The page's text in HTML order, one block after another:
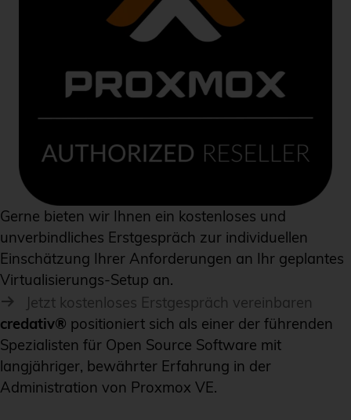
Gerne bieten wir Ihnen ein kostenloses und
unverbindliches Erstgespräch zur individuellen
Einschätzung Ihrer Anforderungen an Ihr geplantes
Virtualisierungs-Setup an.
Jetzt kostenloses Erstgespräch vereinbaren
credativ® positioniert sich als einer der führenden
Spezialisten für Open Source Software mit
langjähriger, bewährter Erfahrung in der
Administration von Proxmox VE.